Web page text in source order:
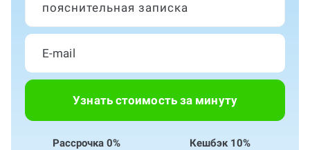
пояснительная записка
Узнать стоимость за минуту
Рассрочка 0% Кешбэк 10%